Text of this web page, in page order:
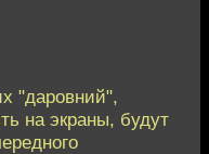
"даровний",
на экраны, будут